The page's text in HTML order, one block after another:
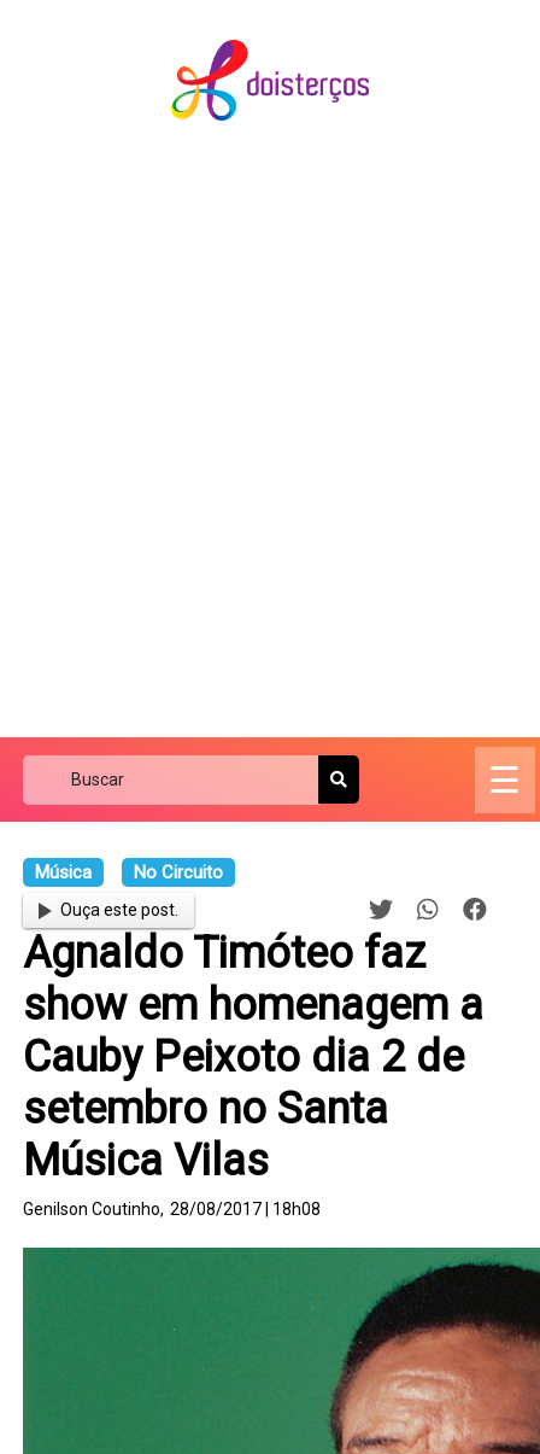
☰
Música No Circuito
Ouça este post.
Agnaldo Timóteo faz
show em homenagem a
Cauby Peixoto dia 2 de
setembro no Santa
Música Vilas
Genilson Coutinho, 28/08/2017 | 18h08